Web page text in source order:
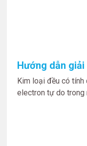
Hướng dẫn giải
Kim loại đều có tính
electron tự do trong